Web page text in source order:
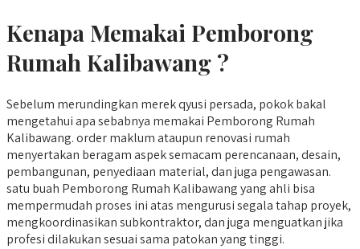
Kenapa Memakai Pemborong
Rumah Kalibawang ?
Sebelum merundingkan merek qyusi persada, pokok bakal
mengetahui apa sebabnya memakai Pemborong Rumah
Kalibawang. order maklum ataupun renovasi rumah
menyertakan beragam aspek semacam perencanaan, desain,
pembangunan, penyediaan material, dan juga pengawasan.
satu buah Pemborong Rumah Kalibawang yang ahli bisa
mempermudah proses ini atas mengurusi segala tahap proyek,
mengkoordinasikan subkontraktor, dan juga menguatkan jika
profesi dilakukan sesuai sama patokan yang tinggi.